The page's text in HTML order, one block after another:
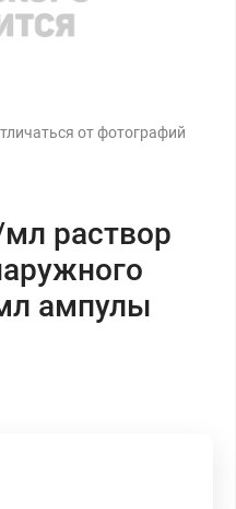
от фотографий
раствор
ампулы